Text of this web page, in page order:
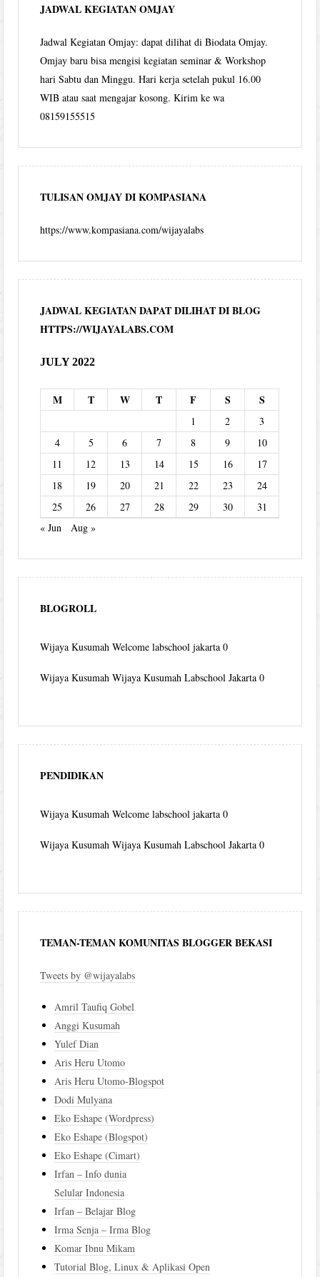
JADWAL KEGIATAN OMJAY
Jadwal Kegiatan Omjay: dapat dilihat di Biodata Omjay.
Omjay baru bisa mengisi kegiatan seminar & Workshop
hari Sabtu dan Minggu. Hari kerja setelah pukul 16.00
WIB atau saat mengajar kosong. Kirim ke wa
08159155515
TULISAN OMJAY DI KOMPASIANA
https://www.kompasiana.com/wijayalabs
JADWAL KEGIATAN DAPAT DILIHAT DI BLOG
HTTPS://WIJAYALABS.COM
JULY 2022
M T W T F S S
1 2
3
4
5 6 7 8 9
10
11
12 13 14 15 16
17
18
19 20 21 22 23
24
25
26 27 28 29 30
31
« Jun
Aug »
BLOGROLL
Wijaya Kusumah Welcome labschool jakarta 0
Wijaya Kusumah Wijaya Kusumah Labschool Jakarta 0
PENDIDIKAN
Wijaya Kusumah Welcome labschool jakarta 0
Wijaya Kusumah Wijaya Kusumah Labschool Jakarta 0
TEMAN-TEMAN KOMUNITAS BLOGGER BEKASI
Tweets by @wijayalabs
Amril Taufiq Gobel
Anggi Kusumah
Yulef Dian
Aris Heru Utomo
Aris Heru Utomo-Blogspot
Dodi Mulyana
Eko Eshape (Wordpress)
Eko Eshape (Blogspot)
Eko Eshape (Cimart)
Irfan – Info dunia
Selular Indonesia
Irfan – Belajar Blog
Irma Senja – Irma Blog
Komar Ibnu Mikam
Tutorial Blog, Linux & Aplikasi Open